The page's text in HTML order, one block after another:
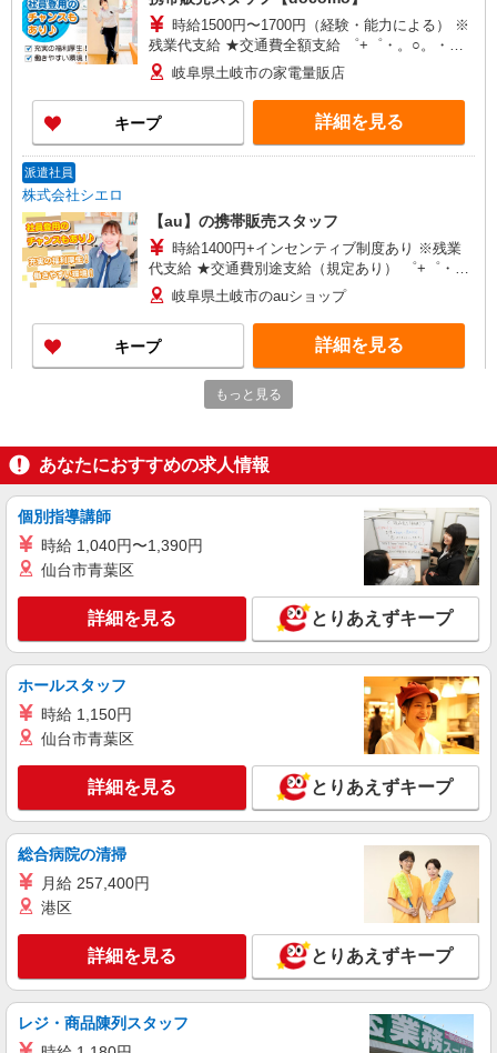
時給1500円〜1700円（経験・能力による） ※
残業代支給 ★交通費全額支給 ゜+゜・。○。・゜
+゜・。○。・゜+゜ 入社祝い金10万円支給(規定
有) お友達を紹介頂くと, インセンティブ支給(規定
有) ★月2回払い・週払い可能（規程有）★ ゜・。
○。・゜+゜・。○。・゜+゜
岐阜県土岐市の家電量販店
キープ 詳細を見る
派遣社員
株式会社シエロ
【au】の携帯販売スタッフ
時給1400円+インセンティブ制度あり ※残業
代支給 ★交通費別途支給（規定あり） ゜+゜・。
○。・゜+゜・。○。・゜+゜ 入社祝い金10万円支
給(規定有) お友達を紹介頂くと, インセンティブ支
給(規定有) ★月2回払い・週払い可能（規程有）★
゜・。○。・゜+゜・。○。・゜+゜
岐阜県土岐市のauショップ
キープ 詳細を見る
ソフトバンクショップの携帯販売スタッフ
月給 235,000円 〜 350,000円 固定残業代:
55,000円 〜 55,000円（30時間相当） ＊時間外手
当は時間外労働の有無にかかわらず、固定残業代
として支給し、相当時間を超える時間外労働分は
法定どおり追加で支給します。 試用期間あり 3ヶ
月 月給25万円以上 ※経験・能力による 【試用期
■ソフトバンクイオンモール土岐店 岐阜県 土
岐市 土岐津町土岐口 1372番の1 イオンモール土
詳細を見る
正社員
ソフトバンク土岐店
ソフトバンクショップの携帯販売スタッフ
月給 210,567円 〜 273,661円 固定残業代:
27,177円 〜 35,321円（20時間相当） ＊時間外手
当は時間外労働の有無にかかわらず、固定残業代
として支給し、相当時間を超える時間外労働分は
法定どおり追加で支給します。 試用期間あり 3ヶ
月 ※経験・能力による 【試用期間】月給 210567
円 〜 273661 円
■ソフトバンク土岐店 岐阜県 土岐市 泉梅ノ木
町1丁目 7
キープ 詳細を見る
契約社員
ソフトバンク販売契約社員【土岐市エリア】
家電量販店内の携帯販売スタッフ
月給 263,340円 〜 263,340円 試用期間なし ※
経験・能力による 【試用期間】時給 0 円 〜 0 円
■ソフトバンク販売契約社員【土岐市エリア】
岐阜県土岐市
もっと見る
あなたにおすすめの求人情報
個別指導講師
時給 1,040円〜1,390円
仙台市青葉区
詳細を見る とりあえずキープ
ホールスタッフ
時給 1,150円
仙台市青葉区
詳細を見る とりあえずキープ
総合病院の清掃
月給 257,400円
港区
詳細を見る とりあえずキープ
レジ・商品陳列スタッフ